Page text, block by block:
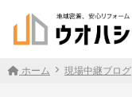
ホーム 現場中継ブログ